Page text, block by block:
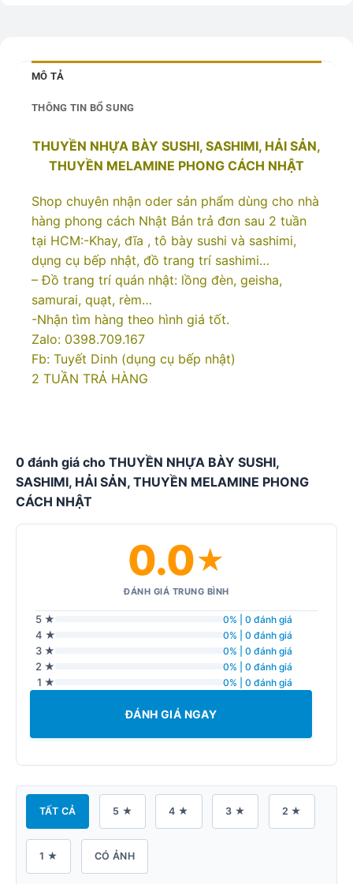
MÔ TẢ
THÔNG TIN BỔ SUNG
THUYỀN NHỰA BÀY SUSHI, SASHIMI, HẢI SẢN,
THUYỀN MELAMINE PHONG CÁCH NHẬT
Shop chuyên nhận oder sản phẩm dùng cho nhà
hàng phong cách Nhật Bản trả đơn sau 2 tuần
tại HCM:-Khay, đĩa , tô bày sushi và sashimi,
dụng cụ bếp nhật, đồ trang trí sashimi…
– Đồ trang trí quán nhật: lồng đèn, geisha,
samurai, quạt, rèm…
-Nhận tìm hàng theo hình giá tốt.
Zalo: 0398.709.167
Fb: Tuyết Dinh (dụng cụ bếp nhật)
2 TUẦN TRẢ HÀNG
0 đánh giá cho THUYỀN NHỰA BÀY SUSHI,
SASHIMI, HẢI SẢN, THUYỀN MELAMINE PHONG
CÁCH NHẬT
0.0★
ĐÁNH GIÁ TRUNG BÌNH
5 ★ 0% | 0 đánh giá
4 ★ 0% | 0 đánh giá
3 ★ 0% | 0 đánh giá
2 ★ 0% | 0 đánh giá
1 ★ 0% | 0 đánh giá
ĐÁNH GIÁ NGAY
TẤT CẢ 5 ★ 4 ★ 3 ★ 2 ★
1 ★ CÓ ẢNH